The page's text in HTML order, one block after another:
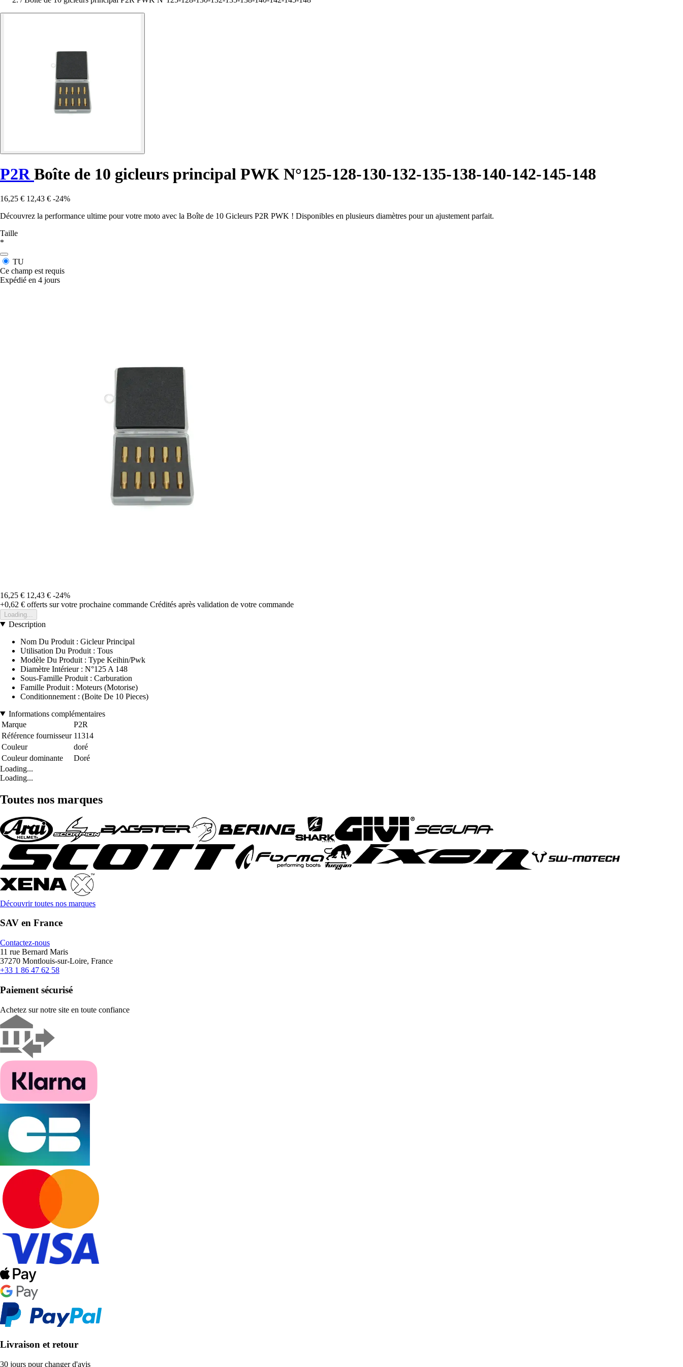
P2R Boîte de 10 gicleurs principal PWK N°125-128-130-132-135-138-140-142-145-148
16,25 € 12,43 € -24%
Découvrez la performance ultime pour votre moto avec la Boîte de 10 Gicleurs P2R PWK ! Disponibles en plusieurs diamètres pour un ajustement parfait.
Taille
*
TU
Ce champ est requis
Expédié en 4 jours
16,25 € 12,43 € -24%
+0,62 € offerts sur votre prochaine commande Crédités après validation de votre commande
Loading...
Description
Nom Du Produit : Gicleur Principal
Utilisation Du Produit : Tous
Modèle Du Produit : Type Keihin/Pwk
Diamètre Intérieur : N°125 A 148
Sous-Famille Produit : Carburation
Famille Produit : Moteurs (Motorise)
Conditionnement : (Boite De 10 Pieces)
Informations complémentaires
Marque
P2R
Référence fournisseur 11314
Couleur
doré
Couleur dominante
Doré
Loading...
Loading...
Toutes nos marques
Découvrir toutes nos marques
SAV en France
Contactez-nous
11 rue Bernard Maris
37270 Montlouis-sur-Loire, France
+33 1 86 47 62 58
Paiement sécurisé
Achetez sur notre site en toute confiance
Livraison et retour
30 jours pour changer d'avis